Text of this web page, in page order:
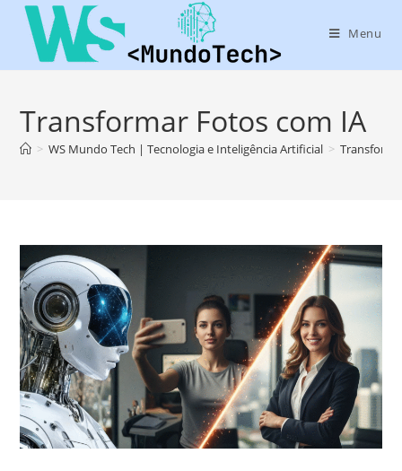
Menu
Transformar Fotos com IA
> WS Mundo Tech | Tecnologia e Inteligência Artificial >